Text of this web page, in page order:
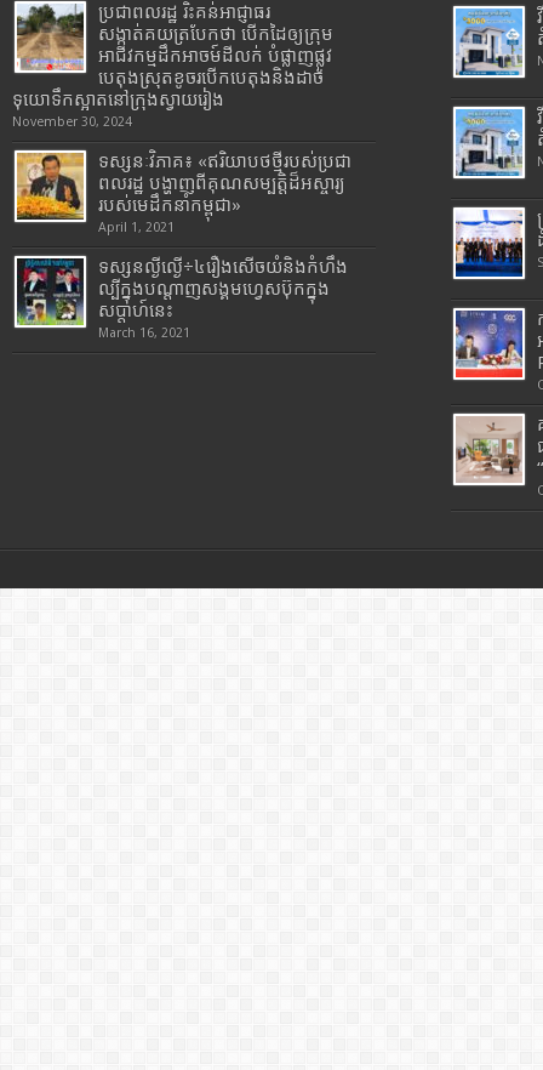
ប្រជាពលរដ្ឋ រិះគន់អាជ្ញាធរ
សង្កាត់គយត្របែកថា បើកដៃឲ្យក្រុម
អាជីវកម្មដឹកអាចម៍ដីលក់ បំផ្លាញផ្លូវ
បេតុងស្រុតខូចរបើកបេតុងនិងដាច់
ទុយោទឹកស្អាតនៅក្រុងស្វាយរៀង
November 30, 2024
ទស្សនៈវិភាគ៖ «ឥរិយាបថថ្មីរបស់ប្រជា
ពលរដ្ឋ បង្ហាញពីគុណសម្បត្តិដ៏អស្ចារ្យ
របស់មេដឹកនាំកម្ពុជា»
April 1, 2021
ទស្សនល្ងីល្ងើ÷៤រឿងសើចយំនិងកំហឹង
ល្បីក្នុងបណ្តាញសង្គមហ្វេសប៊ុកក្នុង
សប្តាហ៍នេះ
March 16, 2021